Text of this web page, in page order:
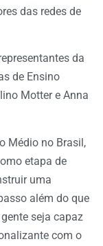
das redes de
da
de Ensino
Motter e Anna
Médio no Brasil,
etapa de
uma
além do que
seja capaz
com o